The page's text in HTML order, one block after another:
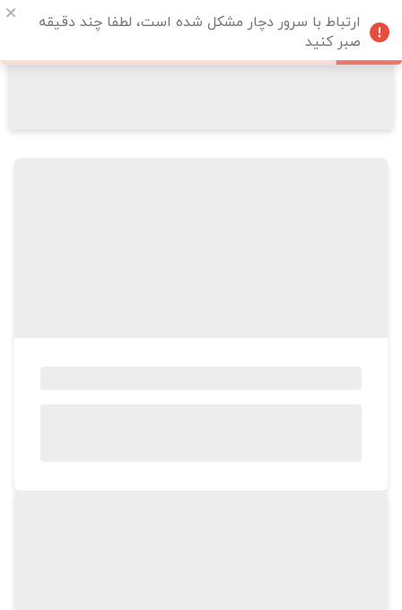
ارتباط با سرور دچار مشکل شده است، لطفا چند دقیقه
صبر کنید